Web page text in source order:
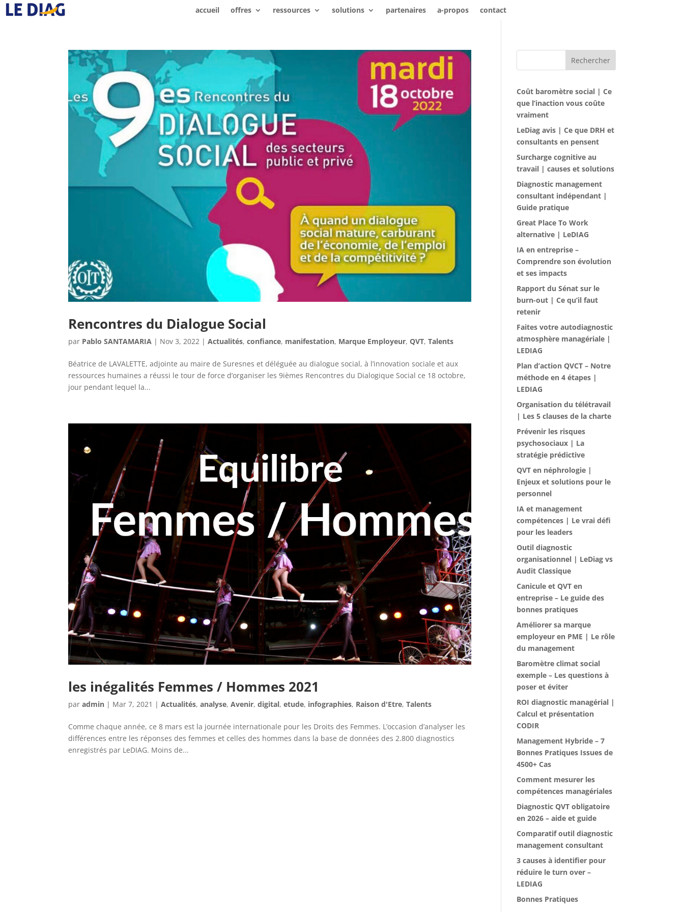
accueil offres ressources solutions partenaires a-propos contact
Rencontres du Dialogue Social
par Pablo SANTAMARIA | Nov 3, 2022 |Actualités,confiance, manifestation, Marque Employeur,QVT,Talents
Béatrice de LAVALETTE, adjointe au maire de Suresnes et déléguée au dialogue social, à l’innovation sociale et aux
ressources humaines a réussi le tour de force d’organiser les 9ièmes Rencontres du Dialogique Social ce 18 octobre,
jour pendant lequel la...
les inégalités Femmes / Hommes 2021
paradmin | Mar 7, 2021 |Actualités,analyse,Avenir,digital,etude, infographies, Raison d'Etre,Talents
Comme chaque année, ce 8 mars est la journée internationale pour les Droits des Femmes. L’occasion d’analyser les
différences entre les réponses des femmes et celles des hommes dans la base de données des 2.800 diagnostics
enregistrés par LeDIAG. Moins de...
Rechercher
Coût baromètre social | Ce
que l’inaction vous coûte
vraiment
LeDiag avis | Ce que DRH et
consultants en pensent
Surcharge cognitive au
travail | causes et solutions
Diagnostic management
consultant indépendant |
Guide pratique
Great Place To Work
alternative | LeDIAG
IA en entreprise –
Comprendre son évolution
et ses impacts
Rapport du Sénat sur le
burn-out | Ce qu’il faut
retenir
Faites votre autodiagnostic
atmosphère managériale |
LEDIAG
Plan d’action QVCT – Notre
méthode en 4 étapes |
LEDIAG
Organisation du télétravail
| Les 5 clauses de la charte
Prévenir les risques
psychosociaux | La
stratégie prédictive
QVT en néphrologie |
Enjeux et solutions pour le
personnel
IA et management
compétences | Le vrai défi
pour les leaders
Outil diagnostic
organisationnel | LeDiag vs
Audit Classique
Canicule et QVT en
entreprise – Le guide des
bonnes pratiques
Améliorer sa marque
employeur en PME | Le rôle
du management
Baromètre climat social
exemple – Les questions à
poser et éviter
ROI diagnostic managérial |
Calcul et présentation
CODIR
Management Hybride – 7
Bonnes Pratiques Issues de
4500+ Cas
Comment mesurer les
compétences managériales
Diagnostic QVT obligatoire
en 2026 – aide et guide
Comparatif outil diagnostic
management consultant
3 causes à identifier pour
réduire le turn over –
LEDIAG
Bonnes Pratiques